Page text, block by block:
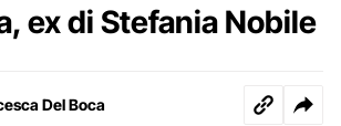
ex di Stefania Nobile
Del Boca